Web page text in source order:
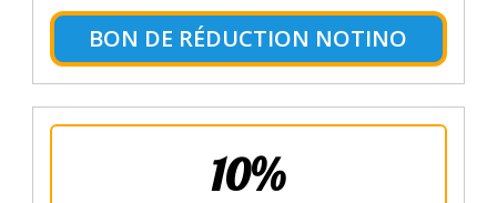
BON DE RÉDUCTION NOTINO
10%